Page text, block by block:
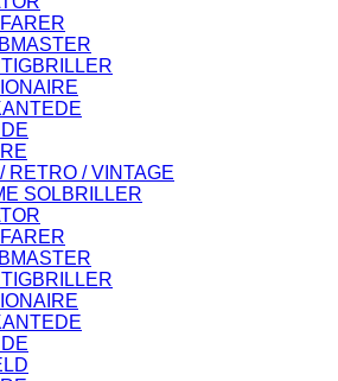
RETRO / VINTAGE
SOLBRILLER